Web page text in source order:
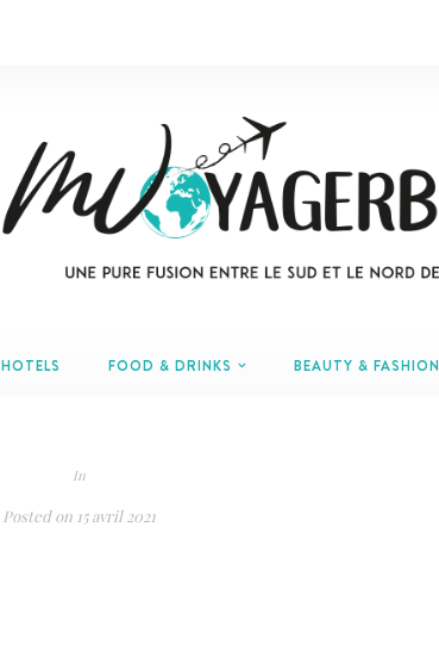
HOTELS FOOD & DRINKS BEAUTY & FASHION
In
Posted on15 avril 2021